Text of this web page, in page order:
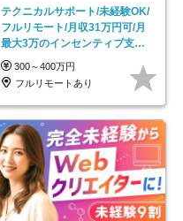
テクニカルサポート/未経験OK/
フルリモート/月収31万円可/月
最大3万のインセンティブ支給/
平均年齢33歳
300～400万円
フルリモートあり